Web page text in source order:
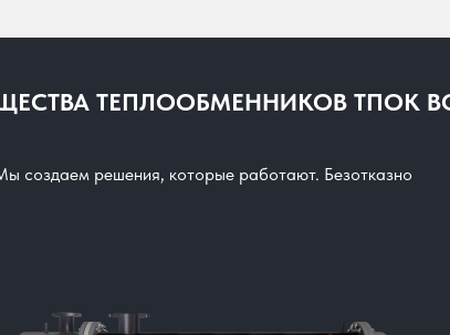
ТЕПЛООБМЕННИКОВ ТПОК
создаем решения, которые работают. Безотказно